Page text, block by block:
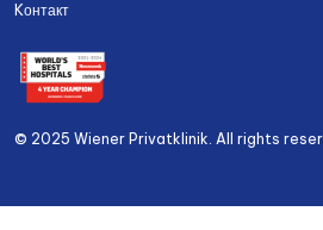
© 2025 Wiener Privatklinik. All rights
Kонтакт